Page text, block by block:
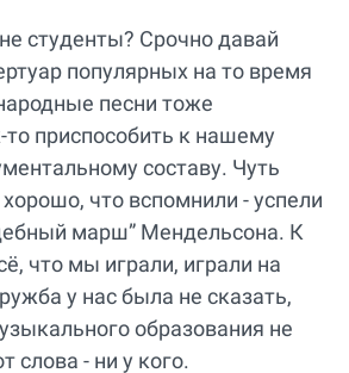
студенты? Срочно давай
популярных на то время
песни тоже
то приспособить к нашему
составу. Чуть
что вспомнили - успели
марш” Мендельсона. К
что мы играли, играли на
у нас была не сказать,
образования не
слова - ни у кого.